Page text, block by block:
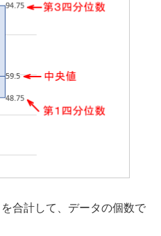
合計して、データの個数で